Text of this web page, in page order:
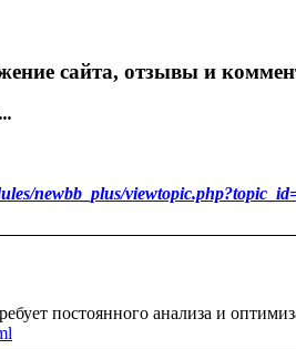
сайта, отзывы и
newbb_plus/
постоянного анализа и